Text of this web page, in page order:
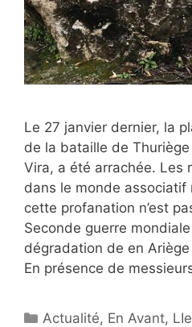
Le 27 janvier dernier, la
de la bataille de
Vira, a été arrachée. Les
dans le monde
cette profanation n’est
Seconde guerre
dégradation de en
En présence de
Catégories
Actualité, En Avant,